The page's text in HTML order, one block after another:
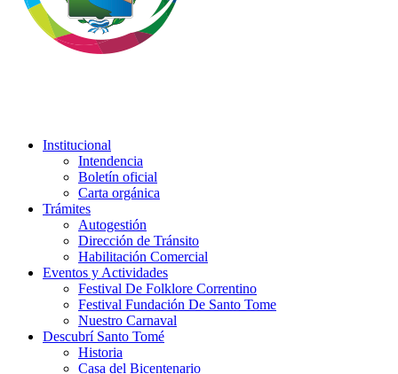
Institucional
Intendencia
Boletín oficial
Carta orgánica
Trámites
Autogestión
Dirección de Tránsito
Habilitación Comercial
Eventos y Actividades
Festival De Folklore Correntino
Festival Fundación De Santo Tome
Nuestro Carnaval
Descubrí Santo Tomé
Historia
Casa del Bicentenario